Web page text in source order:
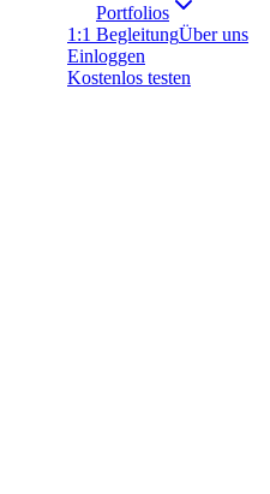
Portfolios
1:1 BegleitungÜber uns
Einloggen
Kostenlos testen